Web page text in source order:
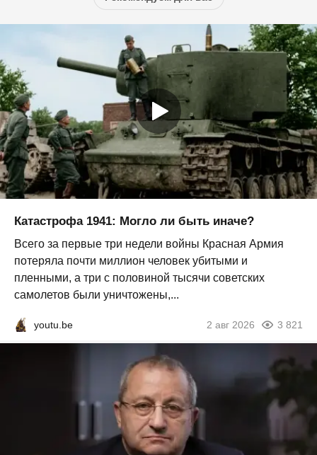
Катастрофа 1941: Могло ли быть иначе?
Всего за первые три недели войны Красная Армия
потеряла почти миллион человек убитыми и
пленными, а три с половиной тысячи советских
самолетов были уничтожены,...
youtu.be 2 авг 2026 3 821